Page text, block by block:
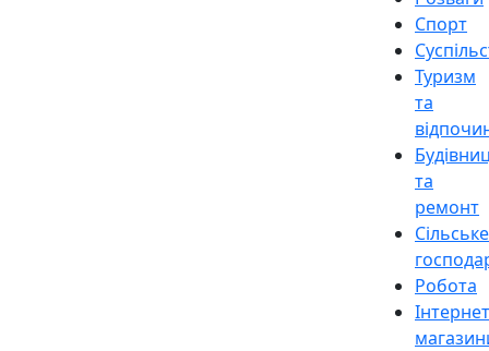
Спорт
Туризм
та
та
ремонт
Сільське
Робота
Інтернет